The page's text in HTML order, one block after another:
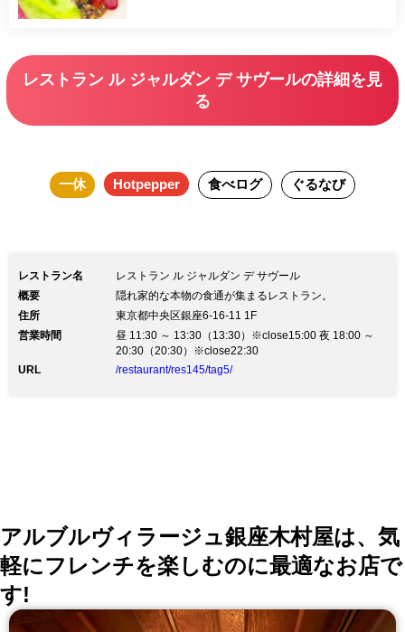
レストラン ル ジャルダン デ サヴールの詳細を見
る
一休 Hotpepper 食べログ ぐるなび
レストラン名
レストラン ル ジャルダン デ サヴール
概要
隠れ家的な本物の食通が集まるレストラン。
住所
東京都中央区銀座6-16-11 1F
営業時間
昼 11:30 ～ 13:30（13:30）※close15:00 夜 18:00 ～
20:30（20:30）※close22:30
URL
/restaurant/res145/tag5/
アルブルヴィラージュ銀座木村屋は、気
軽にフレンチを楽しむのに最適なお店で
す!